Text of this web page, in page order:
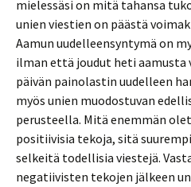
mielessäsi on mitä tahansa
unien viestien on päästä
Aamun uudelleensyntymä on
ilman että joudut heti
päivän painolastin uudelleen
myös unien muodostuvan
perusteella. Mitä enemmän
positiivisia tekoja, sitä
selkeitä todellisia viestejä.
negatiivisten tekojen jälkeen